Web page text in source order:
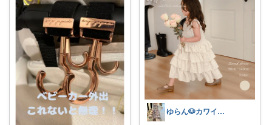
ゆらん🐶カワイイ物コレクター